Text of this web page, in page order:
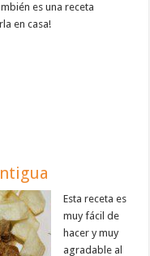
es una receta
en casa!
Esta receta es
muy fácil de
hacer y muy
agradable al